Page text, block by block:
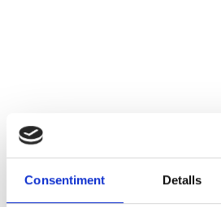
Consentiment Detalls